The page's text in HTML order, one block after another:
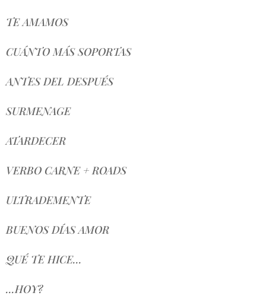
TE AMAMOS
CUÁNTO MÁS SOPORTAS
ANTES DEL DESPUÉS
SURMENAGE
ATARDECER
VERBO CARNE + ROADS
ULTRADEMENTE
BUENOS DÍAS AMOR
QUÉ TE HICE...
...HOY?